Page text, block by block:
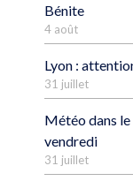
Bénite
4 août
Lyon :
31 juillet
Météo dans le
vendredi
31 juillet